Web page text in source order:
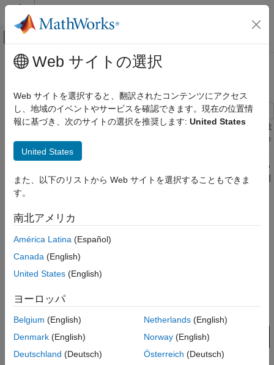
コンテンツへスキップ
オフキャンバス ナビゲーション メ
ドキュメンテーションのホーム
Simscape Electrical
用途
通信
Simscape Electrical
Electrical ブロック ライブラリ
Simscape Electrical
Electrical ブロック ライブラリ
Passive
基本
LC 伝送線路とテスト ブリッジ
項目一覧
Bridge A サブシステム
5 セグメント (S2 サブシステム)
メインコンテンツ
LC 伝送線路とテスト ブリッジ
このモデルは、伝送線路モデルと双方向テスト ブリッジを示しま
す。テスト方向が変化すると、反映および伝送される信号は微妙
に異なります。これは、線路モデルが対称ではないためです。こ
の種のモデルは、ケーブル選択が伝送特性に与える影響を調べる
ためと、さまざまな伝送線路モデルの構造とパラメーター化の相
このモデルを使用して、システムの周波数応答を取得できます。
す。Simulink® Control Design™ をお持ちの場合は、モデル
LCLineTestBridge を開きます。モデル線形化器を開くには、[ア
モデル
Web サイトの選択
Web サイトを選択すると、翻訳されたコンテンツにアクセス
し、地域のイベントやサービスを確認できます。現在の位置情
報に基づき、次のサイトの選択を推奨します: United States
United States
また、以下のリストから Web サイトを選択することもできま
す。
南北アメリカ
América Latina (Español)
Canada (English)
United States (English)
ヨーロッパ
Belgium (English)
Denmark (English)
Deutschland (Deutsch)
Netherlands(English)
Norway(English)
Österreich (Deutsch)